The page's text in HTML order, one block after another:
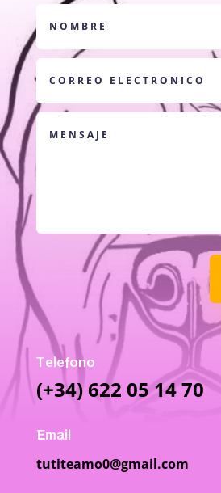
Telefono
(+34) 622 05 14 70
Email
tutiteamo0@gmail.com